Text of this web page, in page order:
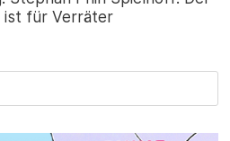
ist für Verräter